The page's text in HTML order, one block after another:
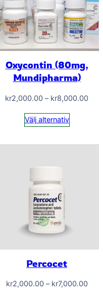
Oxycontin (80mg,
Mundipharma)
kr2,000.00 – kr8,000.00
Välj alternativ
Percocet
kr2,000.00 – kr7,000.00